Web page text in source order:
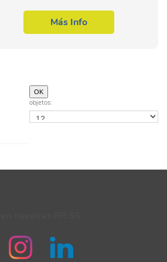
fascinante mundo de las redes sociales,
un sector en constante crecimiento y con
Más Info
objetos: